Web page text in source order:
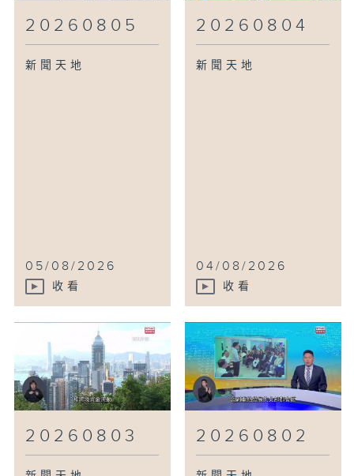
20260805
新聞天地
05/08/2026
收看
20260804
新聞天地
04/08/2026
收看
20260803 20260802